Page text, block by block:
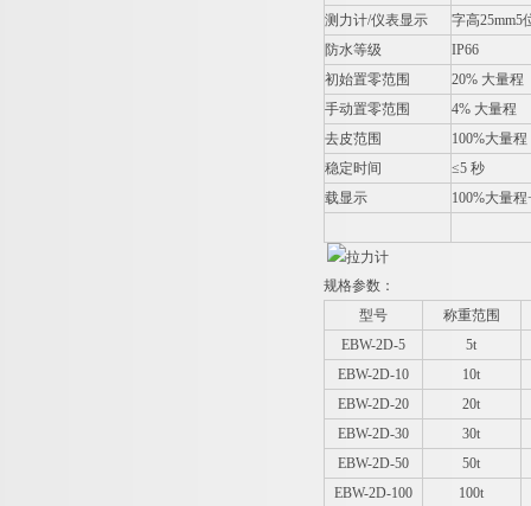
测力计/仪表显示
字高25mm5
防水等级
IP66
初始置零范围
20% 大量程
手动置零范围
4% 大量程
去皮范围
100%大量程
稳定时间
≤5 秒
载显示
100%大量程
规格参数：
型号
称重范围
EBW-2D-5
5t
EBW-2D-10
10t
EBW-2D-20
20t
EBW-2D-30
30t
EBW-2D-50
50t
EBW-2D-100
100t